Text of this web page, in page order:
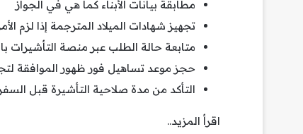
مطابقة بيانات الأبناء كما هي في الجواز
تجهيز شهادات الميلاد المترجمة إذا لزم
متابعة حالة الطلب عبر منصة التأشيرات
حجز موعد تساهيل فور ظهور الموافقة
التأكد من مدة صلاحية التأشيرة قبل السفر
اقرأ المزيد..